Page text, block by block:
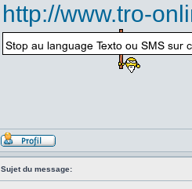
http://www.tro-
Sujet du message: